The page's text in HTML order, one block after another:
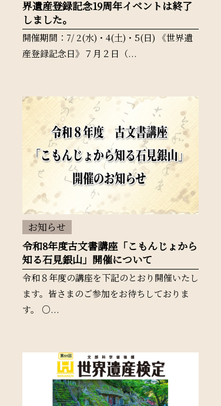
界遺産登録記念19周年イベントは終了
しました。
開催期間：7/ 2(水)・4(土)・5(日) 《世界遺
産登録記念日》７月２日（...
お知らせ
令和8年度古文書講座「こもんじょから
知る石見銀山」開催について
令和８年度の講座を下記のとおり開催いたし
ます。皆さまのご参加をお待ちしておりま
す。 ○...